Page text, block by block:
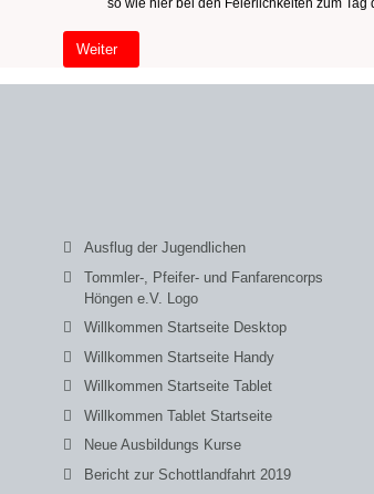
so wie hier bei den Feierlichkeiten zum
Nächster Beitrag: Willkommen Startseite (2)
Weiter
Ausflug der Jugendlichen
Tommler-, Pfeifer- und Fanfarencorps
Höngen e.V. Logo
Willkommen Startseite Desktop
Willkommen Startseite Handy
Willkommen Startseite Tablet
Willkommen Tablet Startseite
Neue Ausbildungs Kurse
Bericht zur Schottlandfahrt 2019